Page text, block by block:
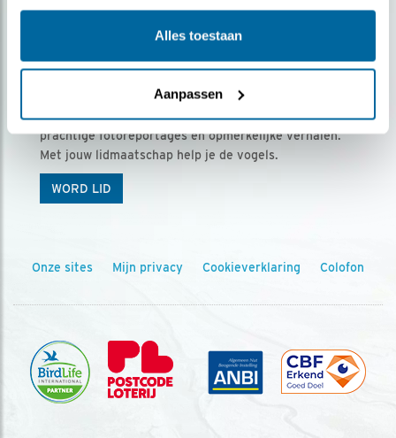
Alles toestaan
Aanpassen
Ontvang 5 x Vogels voor € 36,00 per jaar
Vogels is het tijdschrift voor onze leden, met
prachtige fotoreportages en opmerkelijke verhalen.
Met jouw lidmaatschap help je de vogels.
WORD LID
Onze sites Mijn privacy Cookieverklaring Colofon